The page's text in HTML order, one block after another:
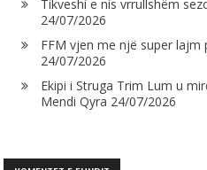
Tikveshi e nis vrrullshëm
24/07/2026
FFM vjen me një super lajm
24/07/2026
Ekipi i Struga Trim Lum u
Mendi Qyra 24/07/2026